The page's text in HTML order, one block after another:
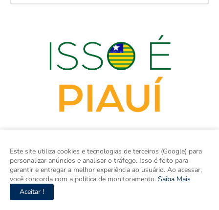
ISSO É PIAUÍ é o site de notícias do Piauí e um espaço para
discutir o Piauí e o Brasil. Aqui tem informação de verdade com
Este site utiliza cookies e tecnologias de terceiros (Google) para
personalizar anúncios e analisar o tráfego. Isso é feito para
garantir e entregar a melhor experiência ao usuário. Ao acessar,
você concorda com a política de monitoramento. Saiba Mais
Aceitar !